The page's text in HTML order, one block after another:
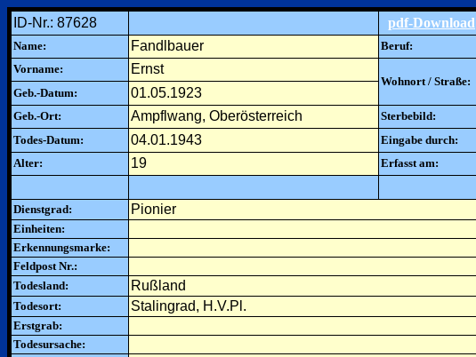
ID-Nr.: 87628 pdf-Download
Name: Fandlbauer Beruf:
Vorname: Ernst
Wohnort / Straße:
Geb.-Datum: 01.05.1923
Geb.-Ort: Ampflwang, Oberösterreich Sterbebild:
Todes-Datum: 04.01.1943 Eingabe durch:
Alter: 19 Erfasst am:
Dienstgrad: Pionier
Einheiten:
Erkennungsmarke:
Feldpost Nr.:
Todesland:
Rußland
Todesort: Stalingrad, H.V.Pl.
Erstgrab:
Todesursache: